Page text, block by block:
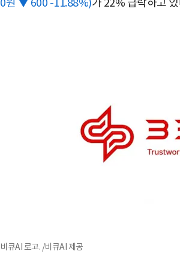
비큐AI 로고. /비큐AI 제공